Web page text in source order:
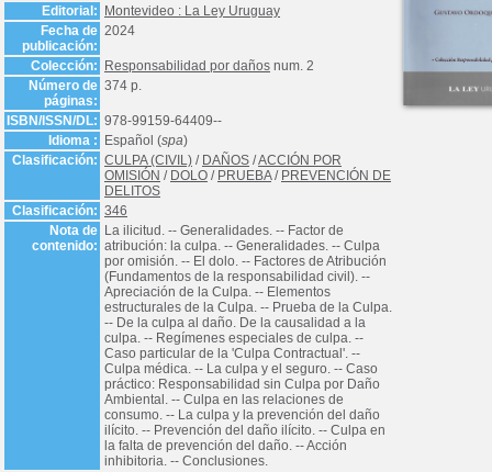
Editorial:
Montevideo : La Ley Uruguay
Fecha de
publicación:
2024
Colección: Responsabilidad por daños num. 2
Número de
páginas:
374 p.
ISBN/ISSN/DL: 978-99159-64409--
Idioma :
Español (spa)
Clasificación: CULPA (CIVIL) / DAÑOS /ACCIÓN POR
OMISIÓN / DOLO / PRUEBA/ PREVENCIÓN DE
DELITOS
Clasificación: 346
Nota de
contenido:
La ilicitud. -- Generalidades. -- Factor de
atribución: la culpa. -- Generalidades. -- Culpa
por omisión. -- El dolo. -- Factores de Atribución
(Fundamentos de la responsabilidad civil). --
Apreciación de la Culpa. -- Elementos
estructurales de la Culpa. -- Prueba de la Culpa.
-- De la culpa al daño. De la causalidad a la
culpa. -- Regímenes especiales de culpa. --
Caso particular de la 'Culpa Contractual'. --
Culpa médica. -- La culpa y el seguro. -- Caso
práctico: Responsabilidad sin Culpa por Daño
Ambiental. -- Culpa en las relaciones de
consumo. -- La culpa y la prevención del daño
ilícito. -- Prevención del daño ilícito. -- Culpa en
la falta de prevención del daño. -- Acción
inhibitoria. -- Conclusiones.